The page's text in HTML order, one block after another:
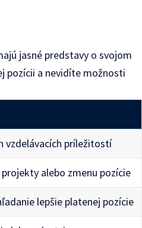
jasné predstavy o svojom
pozícii a nevidíte možnosti
vzdelávacích príležitostí
alebo zmenu pozície
lepšie platenej pozície